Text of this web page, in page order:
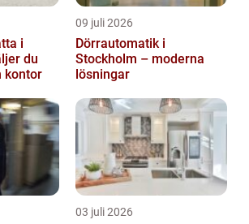
i
kontor
09 juli 2026
Dörrautomatik i
Stockholm – moderna
lösningar
03 juli 2026